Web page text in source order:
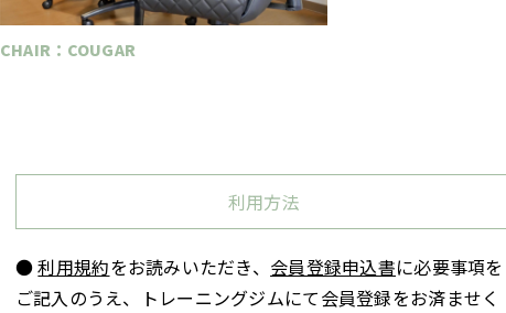
CHAIR：COUGAR
利用方法
●利用規約をお読みいただき、 会員登録申込書に必要事項を
ご記入のうえ、トレーニングジムにて会員登録をお済ませく